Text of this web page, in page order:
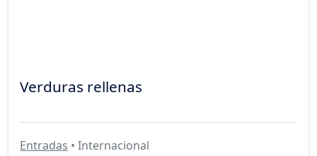
Verduras rellenas
Entradas • Internacional